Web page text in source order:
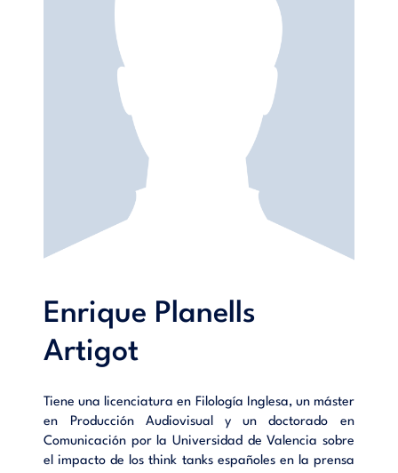
resolver la situación a corto plazo e identificar qué acciones
realizar para lograr el número de matrículas 9 Caso original
de los profesores María Guijarro, Esther Pagan y Enrique
Planells, bajo la supervisión de Ximena Muñoz, desarrollado
como base para discusión en clase y no como ejemplo
ilustrativo del manejo eficaz o ineficaz de una situación
administrativa. Los datos utilizados en este caso se basan en
información pública obtenida a través de la página web del
centro educativo, otras fuentes de información y
complementada con datos obtenidos en las entrevistas
personales realizadas. Los personajes y situaciones
expresadas son ficticias, excepto las declaraciones públicas.
Original del 22 de enero de 2018. Última revisión 22 de
enero de 2018. esperado, sino para fortalecer su propuesta
generaciones.
Enrique Planells
Artigot
Tiene una licenciatura en Filología Inglesa, un máster
en Producción Audiovisual y un doctorado en
Comunicación por la Universidad de Valencia sobre
el impacto de los think tanks españoles en la prensa